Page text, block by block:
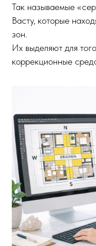
Так называемые
Васту, которые
зон.
Их выделяют для
коррекционные